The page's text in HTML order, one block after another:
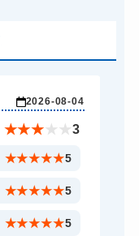
8,800円～(税込)
8,800円～(税込)
14,300円～(税込)
11,000円～(税込)
2026-08-04
★★★ ★ ★3
★★★★★5
★★★★★5
★★★★★5